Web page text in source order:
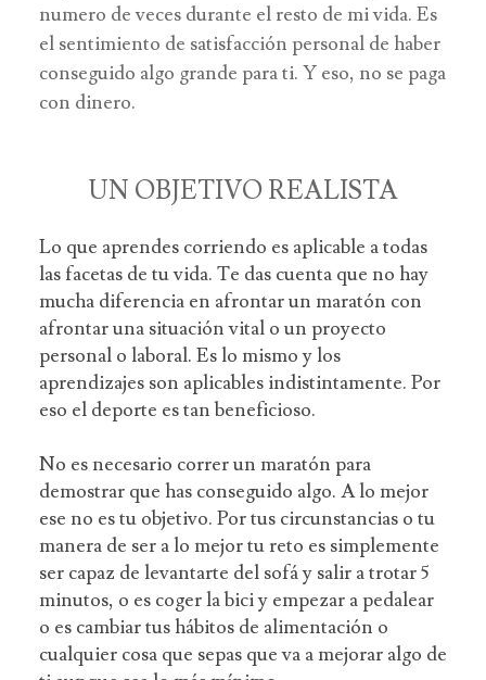
numero de veces durante el resto de mi vida. Es
el sentimiento de satisfacción personal de haber
conseguido algo grande para ti. Y eso, no se paga
con dinero.
UN OBJETIVO REALISTA
Lo que aprendes corriendo es aplicable a todas
las facetas de tu vida. Te das cuenta que no hay
mucha diferencia en afrontar un maratón con
afrontar una situación vital o un proyecto
personal o laboral. Es lo mismo y los
aprendizajes son aplicables indistintamente. Por
eso el deporte es tan beneficioso.
No es necesario correr un maratón para
demostrar que has conseguido algo. A lo mejor
ese no es tu objetivo. Por tus circunstancias o tu
manera de ser a lo mejor tu reto es simplemente
ser capaz de levantarte del sofá y salir a trotar 5
minutos, o es coger la bici y empezar a pedalear
o es cambiar tus hábitos de alimentación o
cualquier cosa que sepas que va a mejorar algo de